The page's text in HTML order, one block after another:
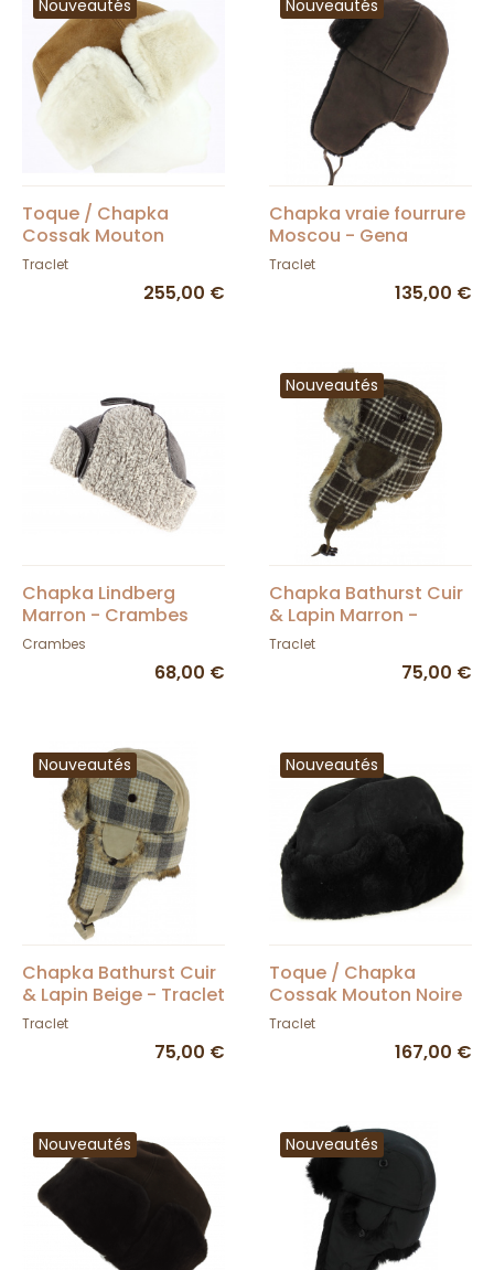
Nouveautés
Toque / Chapka
Cossak Mouton
Camel - Traclet
Traclet
255,00 €
Nouveautés
Chapka vraie fourrure
Moscou - Gena
marron chocolat
Traclet
135,00 €
Chapka Lindberg
Marron - Crambes
Crambes
68,00 €
Nouveautés
Chapka Bathurst Cuir
& Lapin Marron -
Traclet
Traclet
75,00 €
Nouveautés
Chapka Bathurst Cuir
& Lapin Beige - Traclet
Traclet
75,00 €
Nouveautés
Toque / Chapka
Cossak Mouton Noire
- Traclet
Traclet
167,00 €
Nouveautés Nouveautés